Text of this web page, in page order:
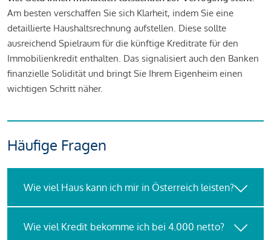
Am besten verschaffen Sie sich Klarheit, indem Sie eine
detaillierte Haushaltsrechnung aufstellen. Diese sollte
ausreichend Spielraum für die künftige Kreditrate für den
Immobilienkredit enthalten. Das signalisiert auch den Banken
finanzielle Solidität und bringt Sie Ihrem Eigenheim einen
wichtigen Schritt näher.
Häufige Fragen
Wie viel Haus kann ich mir in Österreich leisten?
Wie viel Kredit bekomme ich bei 4.000 netto?